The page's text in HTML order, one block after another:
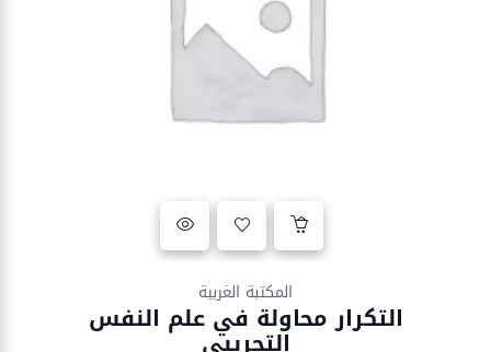
المكتبة الغربية
التكرار محاولة في علم النفس
التجريبي